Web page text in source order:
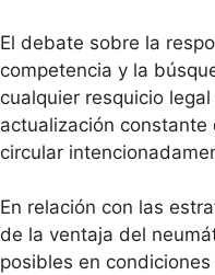
El debate sobre la
competencia y la
cualquier resquicio
actualización
circular
En relación con las
de la ventaja del
posibles en